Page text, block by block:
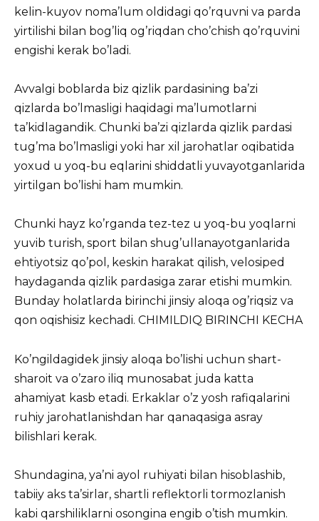
kelin-kuyov noma’lum oldidagi qo’rquvni va parda
yirtilishi bilan bog’liq og’riqdan cho’chish qo’rquvini
engishi kerak bo’ladi.
Avvalgi boblarda biz qizlik pardasining ba’zi
qizlarda bo’lmasligi haqidagi ma’lumotlarni
ta’kidlagandik. Chunki ba’zi qizlarda qizlik pardasi
tug’ma bo’lmasligi yoki har xil jarohatlar oqibatida
yoxud u yoq-bu eqlarini shiddatli yuvayotganlarida
yirtilgan bo’lishi ham mumkin.
Chunki hayz ko’rganda tez-tez u yoq-bu yoqlarni
yuvib turish, sport bilan shug’ullanayotganlarida
ehtiyotsiz qo’pol, keskin harakat qilish, velosiped
haydaganda qizlik pardasiga zarar etishi mumkin.
Bunday holatlarda birinchi jinsiy aloqa og’riqsiz va
qon oqishisiz kechadi. CHIMILDIQ BIRINCHI KECHA
Ko’ngildagidek jinsiy aloqa bo’lishi uchun shart-
sharoit va o’zaro iliq munosabat juda katta
ahamiyat kasb etadi. Erkaklar o’z yosh rafiqalarini
ruhiy jarohatlanishdan har qanaqasiga asray
bilishlari kerak.
Shundagina, ya’ni ayol ruhiyati bilan hisoblashib,
tabiiy aks ta’sirlar, shartli reflektorli tormozlanish
kabi qarshiliklarni osongina engib o’tish mumkin.